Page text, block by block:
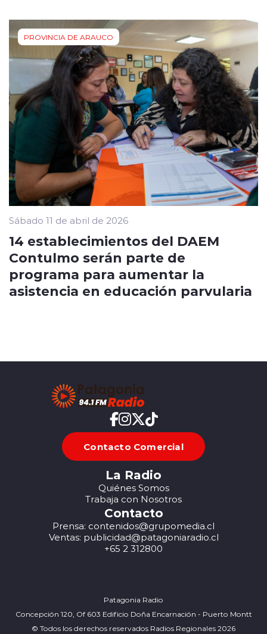
PROVINCIA DE ARAUCO
Sábado 11 de abril de 2026
14 establecimientos del DAEM
Contulmo serán parte de
programa para aumentar la
asistencia en educación parvularia
Contacto Comercial
La Radio
Quiénes Somos
Trabaja con Nosotros
Contacto
Prensa: contenidos@grupomedia.cl
Ventas: publicidad@patagoniaradio.cl
+65 2 312800
Patagonia Radio
Concepción 120, Of 603 Edificio Doña Encarnación - Puerto Montt
© Todos los derechos reservados Radios Regionales 2026